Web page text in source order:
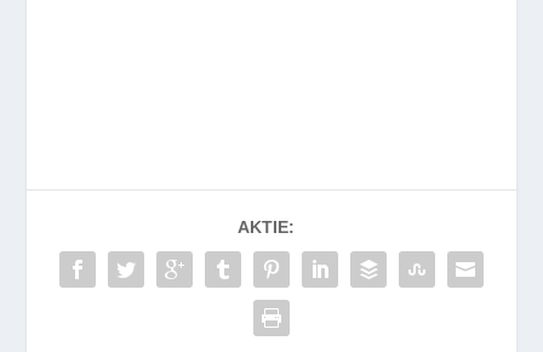
AKTIE: